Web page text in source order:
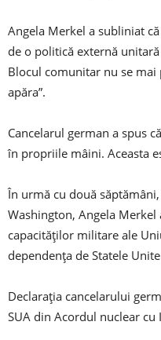
Angela Merkel a subliniat
de o politică externă
Blocul comunitar nu se mai
apăra”.
Cancelarul german a spus
în propriile mâini. Aceasta
În urmă cu două
Washington, Angela
capacităţilor militare ale
dependenţa de Statele
Declarația cancelarului
SUA din Acordul nuclear cu